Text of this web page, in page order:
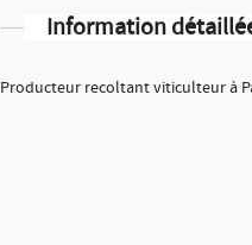
Information
Producteur recoltant viticulteur à